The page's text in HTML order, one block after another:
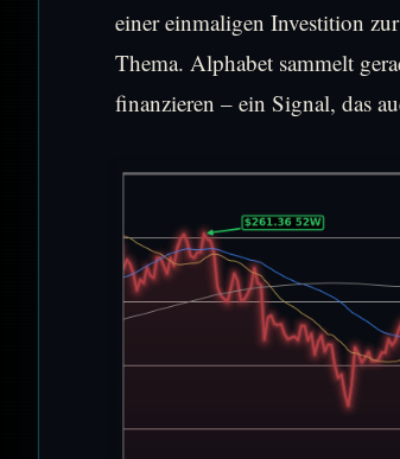
einer einmaligen Investition
Thema. Alphabet sammelt
finanzieren – ein Signal, das